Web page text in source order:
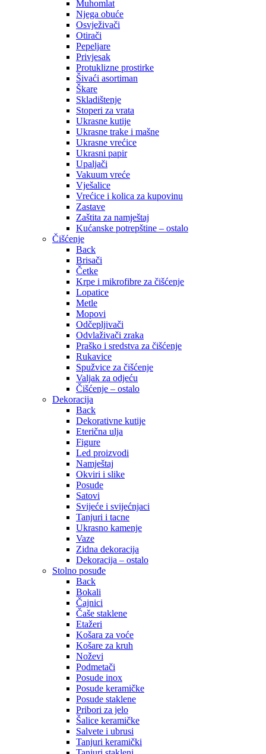
Muhomlat
Njega obuće
Osvježivači
Otirači
Pepeljare
Privjesak
Protuklizne prostirke
Šivaći asortiman
Škare
Skladištenje
Stoperi za vrata
Ukrasne kutije
Ukrasne trake i mašne
Ukrasne vrećice
Ukrasni papir
Upaljači
Vakuum vreće
Vješalice
Vrećice i kolica za kupovinu
Zastave
Zaštita za namještaj
Kućanske potrepštine – ostalo
Čišćenje
Back
Brisači
Četke
Krpe i mikrofibre za čišćenje
Lopatice
Metle
Mopovi
Odčepljivači
Odvlaživači zraka
Praško i sredstva za čišćenje
Rukavice
Spužvice za čišćenje
Valjak za odjeću
Čišćenje – ostalo
Dekoracija
Back
Dekorativne kutije
Eterična ulja
Figure
Led proizvodi
Namještaj
Okviri i slike
Posude
Satovi
Svijeće i svijećnjaci
Tanjuri i tacne
Ukrasno kamenje
Vaze
Zidna dekoracija
Dekoracija – ostalo
Stolno posuđe
Back
Bokali
Čajnici
Čaše staklene
Etažeri
Košara za voće
Košare za kruh
Noževi
Podmetači
Posude inox
Posude keramičke
Posude staklene
Pribori za jelo
Šalice keramičke
Salvete i ubrusi
Tanjuri keramički